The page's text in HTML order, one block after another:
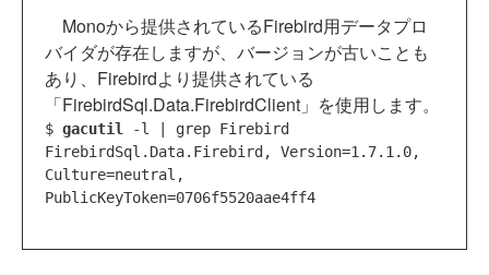
Monoから提供されているFirebird用データプロ
バイダが存在しますが、バージョンが古いことも
あり、Firebirdより提供されている
「FirebirdSql.Data.FirebirdClient」を使用します。
$ gacutil -l | grep Firebird
FirebirdSql.Data.Firebird, Version=1.7.1.0,
Culture=neutral,